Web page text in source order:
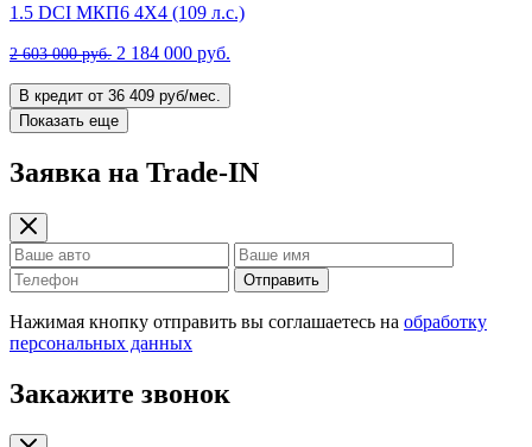
1.5 DCI МКП6 4Х4 (109 л.с.)
2 603 000 руб. 2 184 000 руб.
В кредит от 36 409 руб/мес.
Показать еще
Заявка на Trade-IN
Отправить
Нажимая кнопку отправить вы соглашаетесь на обработку
персональных данных
Закажите звонок